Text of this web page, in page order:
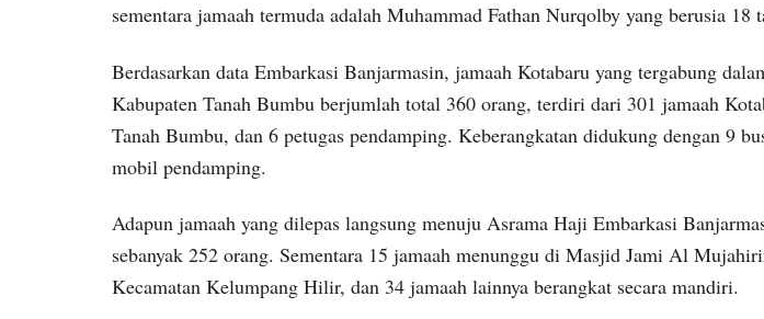
sementara jamaah termuda adalah Muhammad Fathan Nurqolby yang berusia 18
Berdasarkan data Embarkasi Banjarmasin, jamaah Kotabaru yang tergabung
Kabupaten Tanah Bumbu berjumlah total 360 orang, terdiri dari 301 jamaah
Tanah Bumbu, dan 6 petugas pendamping. Keberangkatan didukung dengan 9
mobil pendamping.
Adapun jamaah yang dilepas langsung menuju Asrama Haji Embarkasi
sebanyak 252 orang. Sementara 15 jamaah menunggu di Masjid Jami Al
Kecamatan Kelumpang Hilir, dan 34 jamaah lainnya berangkat secara mandiri.